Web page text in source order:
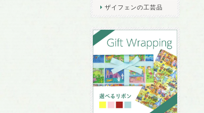
ザイフェンの工芸品